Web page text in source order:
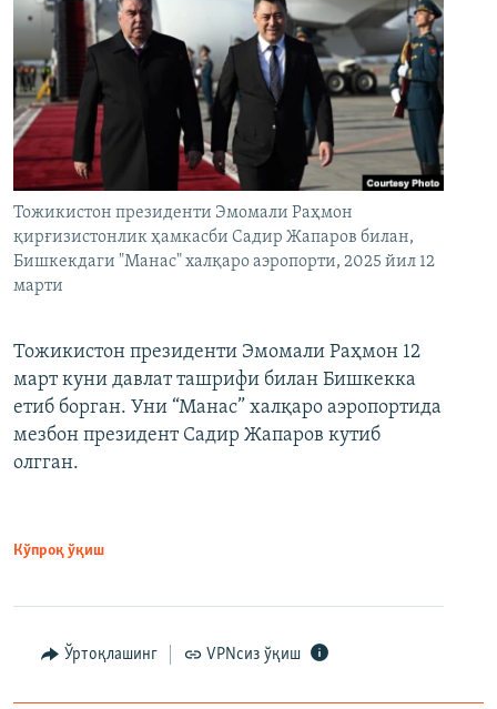
Тожикистон президенти Эмомали Раҳмон
қирғизистонлик ҳамкасби Садир Жапаров билан,
Бишкекдаги "Манас" халқаро аэропорти, 2025 йил 12
марти
Тожикистон президенти Эмомали Раҳмон 12
март куни давлат ташрифи билан Бишкекка
етиб борган. Уни “Манас” халқаро аэропортида
мезбон президент Садир Жапаров кутиб
олгган.
Кўпроқ ўқиш
Ўртоқлашинг VPNсиз ўқиш